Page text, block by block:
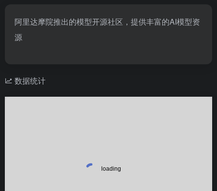
阿里达摩院推出的模型开源社区，提供丰富的AI模型资
源
数据统计